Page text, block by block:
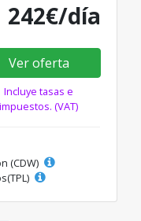
242€/día
Ver oferta
Incluye tasas e
impuestos. (VAT)
(CDW)